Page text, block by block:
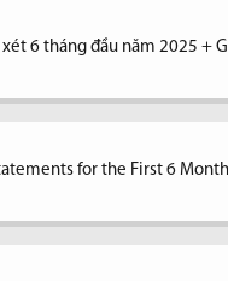
6 tháng đầu năm 2025 +
for the First 6